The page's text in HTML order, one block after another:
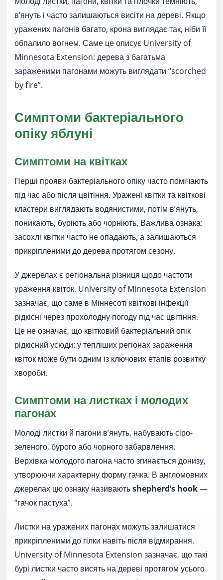
в’януть і часто залишаються висіти на дереві. Якщо
уражених пагонів багато, крона виглядає так, ніби її
обпалило вогнем. Саме це описує University of
Minnesota Extension: дерева з багатьма
зараженими пагонами можуть виглядати “scorched
by fire”.
Симптоми бактеріального
опіку яблуні
Симптоми на квітках
Перші прояви бактеріального опіку часто помічають
під час або після цвітіння. Уражені квітки та квіткові
кластери виглядають водянистими, потім в’януть,
поникають, буріють або чорніють. Важлива ознака:
засохлі квітки часто не опадають, а залишаються
прикріпленими до дерева протягом сезону.
У джерелах є регіональна різниця щодо частоти
ураження квіток. University of Minnesota Extension
зазначає, що саме в Міннесоті квіткові інфекції
рідкісні через прохолодну погоду під час цвітіння.
Це не означає, що квітковий бактеріальний опік
рідкісний усюди: у тепліших регіонах зараження
квіток може бути одним із ключових етапів розвитку
хвороби.
Симптоми на листках і молодих
пагонах
Молоді листки й пагони в’януть, набувають сіро-
зеленого, бурого або чорного забарвлення.
Верхівка молодого пагона часто згинається донизу,
утворюючи характерну форму гачка. В англомовних
джерелах цю ознаку називаютьshepherd’s hook—
“гачок пастуха”.
Листки на уражених пагонах можуть залишатися
прикріпленими до гілки навіть після відмирання.
University of Minnesota Extension зазначає, що такі
бурі листки часто висять на дереві протягом усього